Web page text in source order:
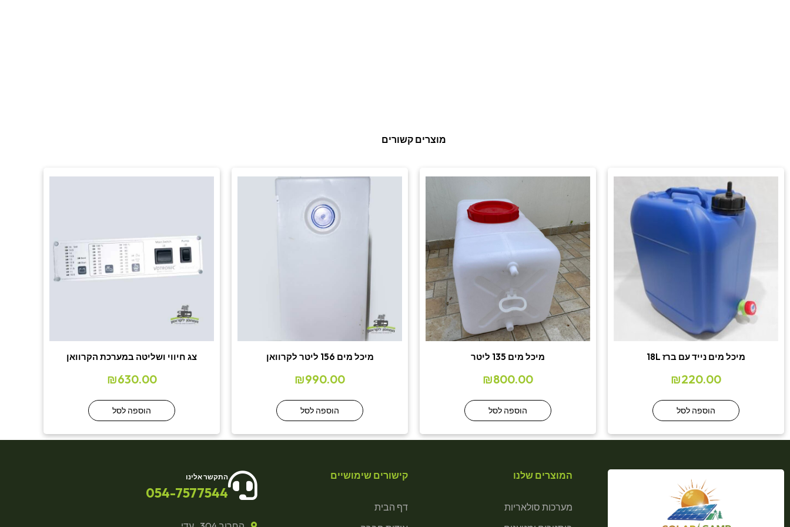
מוצרים קשורים
מיכל מים נייד עם ברז 18L
₪220.00
הוספה לסל
מיכל מים 135 ליטר
₪800.00
הוספה לסל
מיכל מים 156 ליטר לקרוואן
₪990.00
הוספה לסל
צג חיווי ושליטה במערכת הקרוואן
₪630.00
הוספה לסל
המוצרים שלנו
מערכות סולאריות
קישורים שימושיים
דף הבית
התקשר אלינו
054-7577544